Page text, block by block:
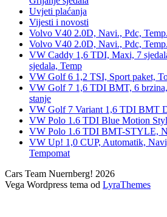
Uvjeti plaćanja
Vijesti i novosti
Volvo V40 2.0D, Navi., Pdc,
Volvo V40 2.0D, Navi., Pdc,
VW Caddy 1,6 TDI, Maxi, 7
sjedala, Temp
VW Golf 6 1,2 TSI, Sport paket,
VW Golf 7 1,6 TDI BMT, 6
stanje
VW Golf 7 Variant 1,6 TDI BMT
VW Polo 1.6 TDI Blue Motion
VW Polo 1.6 TDI BMT-STYLE,
VW Up! 1,0 CUP, Automatik,
Tempomat
Cars Team Nuernberg! 2026
Vega Wordpress tema od LyraThemes